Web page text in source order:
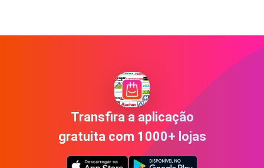
Transfira a aplicação
gratuita com 1000+ lojas